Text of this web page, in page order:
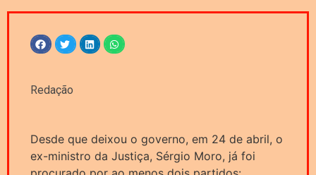
Redação
Desde que deixou o governo, em 24 de abril, o
ex-ministro da Justiça, Sérgio Moro, já foi